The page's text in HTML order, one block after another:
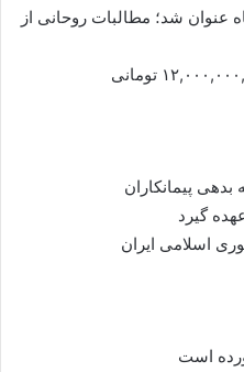
شد؛ مطالبات روحانی از
پیمانکاران
گیرد
اسلامی ایران
است